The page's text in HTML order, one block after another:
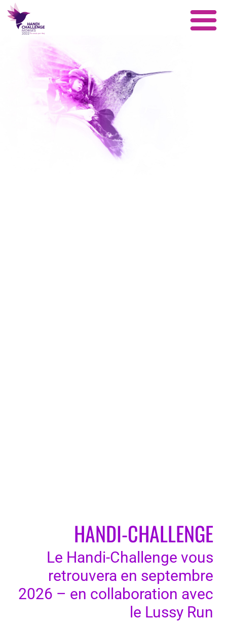
HANDI-CHALLENGE
Le Handi-Challenge vous
retrouvera en septembre
2026 – en collaboration avec
le Lussy Run